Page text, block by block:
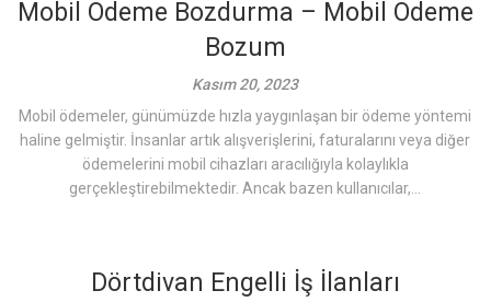
Mobil Ödeme Bozdurma – Mobil Ödeme
Bozum
Kasım 20, 2023
Mobil ödemeler, günümüzde hızla yaygınlaşan bir ödeme yöntemi
haline gelmiştir. İnsanlar artık alışverişlerini, faturalarını veya diğer
ödemelerini mobil cihazları aracılığıyla kolaylıkla
gerçekleştirebilmektedir. Ancak bazen kullanıcılar,...
Dörtdivan Engelli İş İlanları